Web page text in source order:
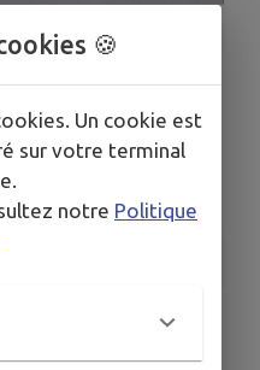
🍪
Un cookie est
sur votre terminal
notre Politique